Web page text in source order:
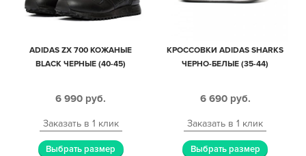
ADIDAS ZX 700 КОЖАНЫЕ
BLACK ЧЕРНЫЕ (40-45)
6 990 руб.
Заказать в 1 клик
Выбрать размер
КРОССОВКИ ADIDAS SHARKS
ЧЕРНО-БЕЛЫЕ (35-44)
6 690 руб.
Заказать в 1 клик
Выбрать размер